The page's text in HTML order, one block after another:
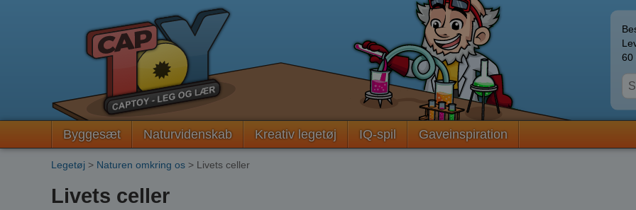
60
Byggesæt Naturvidenskab Kreativ legetøj IQ-spil Gaveinspiration
Legetøj > Naturen omkring os > Livets celler
Livets celler